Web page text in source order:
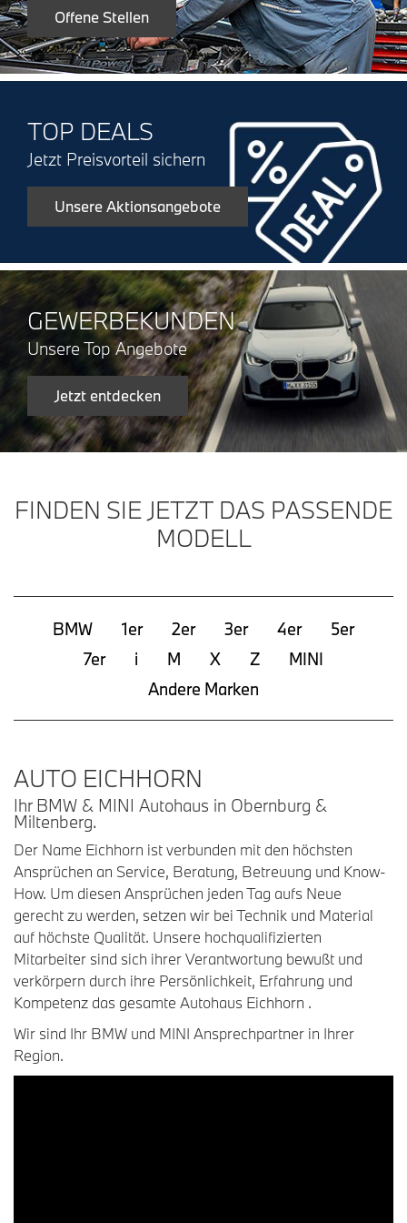
Offene Stellen
TOP DEALS
Jetzt Preisvorteil sichern
Unsere Aktionsangebote
GEWERBEKUNDEN
Unsere Top Angebote
Jetzt entdecken
FINDEN SIE JETZT DAS PASSENDE
MODELL
BMW 1er 2er 3er 4er
5er
7er
i M X Z
MINI
Andere Marken
AUTO EICHHORN
Ihr BMW & MINI Autohaus in Obernburg &
Miltenberg.
Der Name Eichhorn ist verbunden mit den höchsten
Ansprüchen an Service, Beratung, Betreuung und Know-
How. Um diesen Ansprüchen jeden Tag aufs Neue
gerecht zu werden, setzen wir bei Technik und Material
auf höchste Qualität. Unsere hochqualifizierten
Mitarbeiter sind sich ihrer Verantwortung bewußt und
verkörpern durch ihre Persönlichkeit, Erfahrung und
Kompetenz das gesamte Autohaus Eichhorn .
Wir sind Ihr BMW und MINI Ansprechpartner in Ihrer
Region.